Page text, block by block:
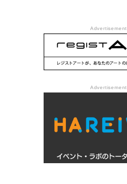
Advertisement
Advertisement